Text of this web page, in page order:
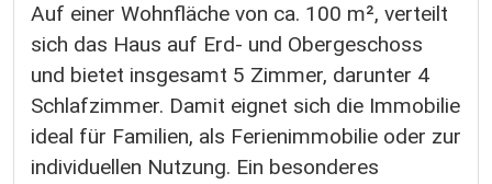
Auf einer Wohnfläche von ca. 100 m², verteilt
sich das Haus auf Erd- und Obergeschoss
und bietet insgesamt 5 Zimmer, darunter 4
Schlafzimmer. Damit eignet sich die Immobilie
ideal für Familien, als Ferienimmobilie oder zur
individuellen Nutzung. Ein besonderes